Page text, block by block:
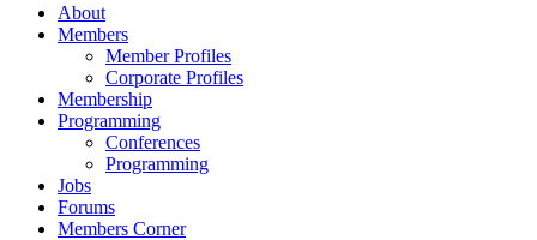
About
Members
Member Profiles
Corporate Profiles
Membership
Programming
Conferences
Programming
Jobs
Forums
Members Corner